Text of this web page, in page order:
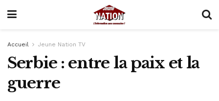
Accueil Jeune Nation TV
Serbie : entre la paix et la
guerre